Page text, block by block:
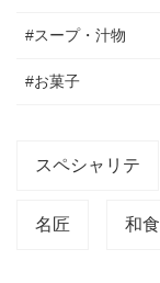
#スープ・汁物
#お菓子
スペシャリテ
名匠 和食